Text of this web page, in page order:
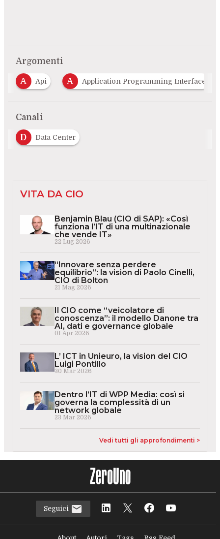
Argomenti
A Application Programming Interface
Canali
D Data Center
VITA DA CIO
Benjamin Blau (CIO di SAP): «Così
funziona l’IT di una multinazionale
che vende IT»
22 Lug 2026
“Innovare senza perdere
equilibrio”: la vision di Paolo Cinelli,
CIO di Bolton
21 Mag 2026
Il CIO come “veicolatore di
conoscenza”: il modello Danone tra
AI, dati e governance globale
01 Apr 2026
L’ ICT in Unieuro, la vision del CIO
Luigi Pontillo
30 Mar 2026
Dentro l’IT di WPP Media: così si
governa la complessità di un
network globale
23 Mar 2026
Vedi tutti gli approfondimenti >
Seguici